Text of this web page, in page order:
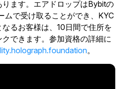
ます。エアドロップはBybitの
ムで受け取ることができ、KYC
なるお客様は、10日間で住所を
できます。参加資格の詳細に
。